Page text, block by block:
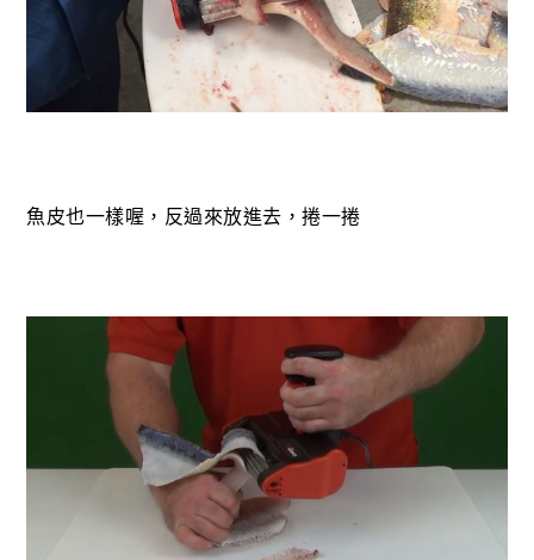
魚皮也一樣喔，反過來放進去，捲一捲